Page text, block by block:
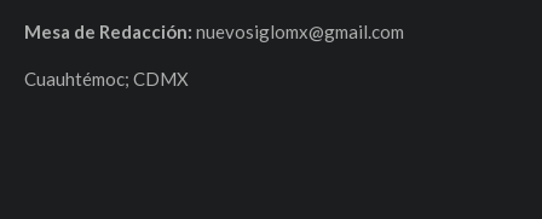
Mesa de Redacción: nuevosiglomx@gmail.com
Cuauhtémoc; CDMX